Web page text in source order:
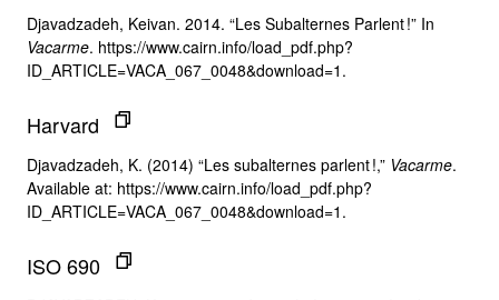
Djavadzadeh, Keivan. 2014. “Les Subalternes Parlent !” In
Vacarme. https://www.cairn.info/load_pdf.php?
ID_ARTICLE=VACA_067_0048&download=1.
Harvard
Djavadzadeh, K. (2014) “Les subalternes parlent !,” Vacarme.
Available at: https://www.cairn.info/load_pdf.php?
ID_ARTICLE=VACA_067_0048&download=1.
ISO 690